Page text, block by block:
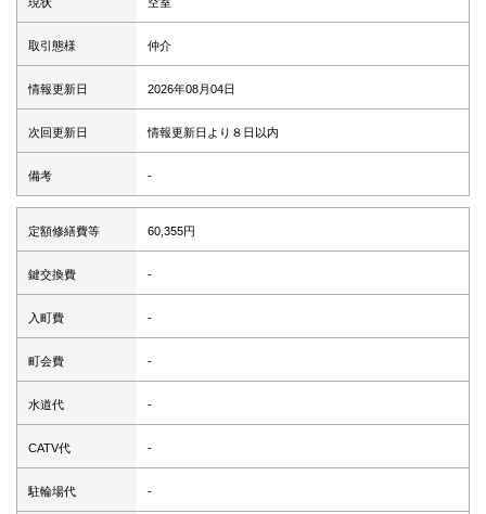
現状 空室
取引態様 仲介
情報更新日 2026年08月04日
次回更新日 情報更新日より８日以内
備考 -
定額修繕費等 60,355円
鍵交換費 -
入町費 -
町会費 -
水道代 -
CATV代 -
駐輪場代 -